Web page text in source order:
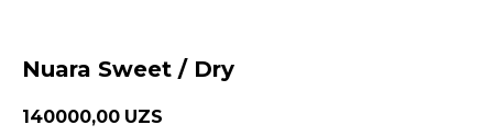
Nuara Sweet / Dry
140000,00 UZS